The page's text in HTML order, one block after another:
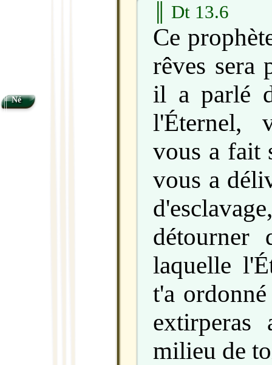
║ Dt 13.6
Ce
rêves sera
il a parlé
l'Éternel,
vous a fait
vous a
détourner
laquelle
t'a
milieu de
Né